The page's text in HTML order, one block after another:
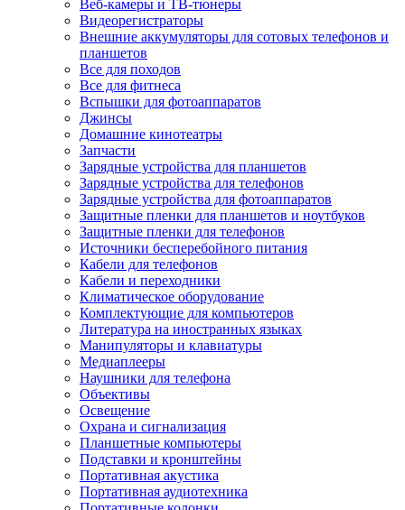
Веб-камеры и ТВ-тюнеры
Видеорегистраторы
Внешние аккумуляторы для сотовых телефонов и
планшетов
Все для походов
Все для фитнеса
Вспышки для фотоаппаратов
Джинсы
Домашние кинотеатры
Запчасти
Зарядные устройства для планшетов
Зарядные устройства для телефонов
Зарядные устройства для фотоаппаратов
Защитные пленки для планшетов и ноутбуков
Защитные пленки для телефонов
Источники бесперебойного питания
Кабели для телефонов
Кабели и переходники
Климатическое оборудование
Комплектующие для компьютеров
Литература на иностранных языках
Манипуляторы и клавиатуры
Медиаплееры
Наушники для телефона
Объективы
Освещение
Охрана и сигнализация
Планшетные компьютеры
Подставки и кронштейны
Портативная акустика
Портативная аудиотехника